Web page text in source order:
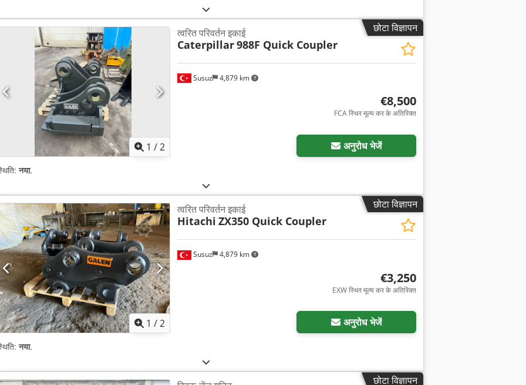
छोटा विज्ञापन
अधिक चित्रों का अनुरोध करें
1 /2
Susuz 4,879 km
त्वरित परिवर्तन इकाई
Caterpillar988F Quick Coupler
€8,500
FCA स्थिर मूल्य कर के अतिरिक्त
अनुरोध भेजें
नया,
छोटा विज्ञापन
अधिक चित्रों का अनुरोध करें
1 /2
Susuz 4,879 km
त्वरित परिवर्तन इकाई
Hitachi ZX350 Quick Coupler
€3,250
EXW स्थिर मूल्य कर के अतिरिक्त
अनुरोध भेजें
नया,
छोटा विज्ञापन